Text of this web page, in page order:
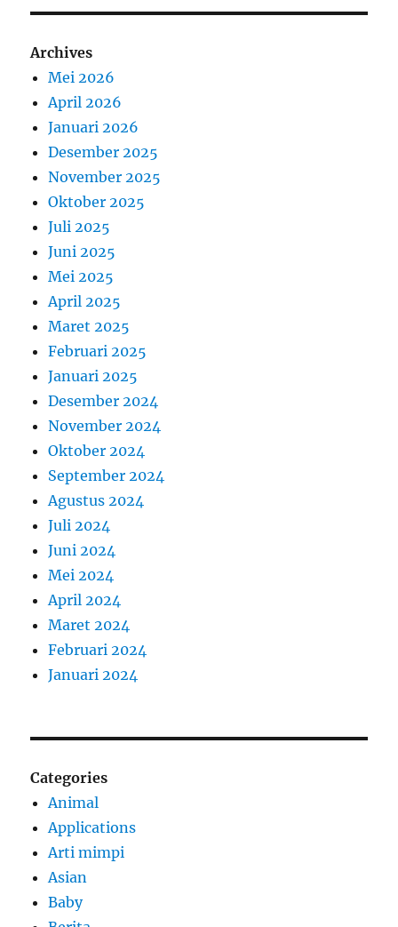
Archives
Mei 2026
April 2026
Januari 2026
Desember 2025
November 2025
Oktober 2025
Juli 2025
Juni 2025
Mei 2025
April 2025
Maret 2025
Februari 2025
Januari 2025
Desember 2024
November 2024
Oktober 2024
September 2024
Agustus 2024
Juli 2024
Juni 2024
Mei 2024
April 2024
Maret 2024
Februari 2024
Januari 2024
Categories
Animal
Applications
Arti mimpi
Asian
Baby